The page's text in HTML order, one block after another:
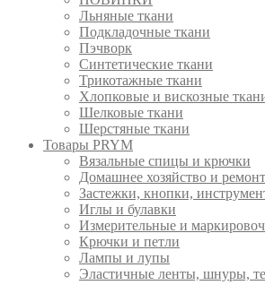
Льняные ткани
Подкладочные ткани
Пэчворк
Синтетические ткани
Трикотажные ткани
Хлопковые и вискозные
Шелковые ткани
Шерстяные ткани
Товары PRYM
Вязальные спицы и крючки
Домашнее хозяйство и ремонт
Застежки, кнопки,
Иглы и булавки
Измерительные и
Крючки и петли
Лампы и лупы
Эластичные ленты, шнуры,